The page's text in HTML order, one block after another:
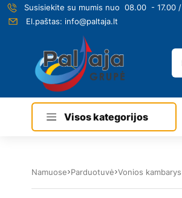
Susisiekite su mumis nuo 08.00 - 17.00 /
El.paštas: info@paltaja.lt
Visos kategorijos
Namuose Parduotuvė Vonios kambarys